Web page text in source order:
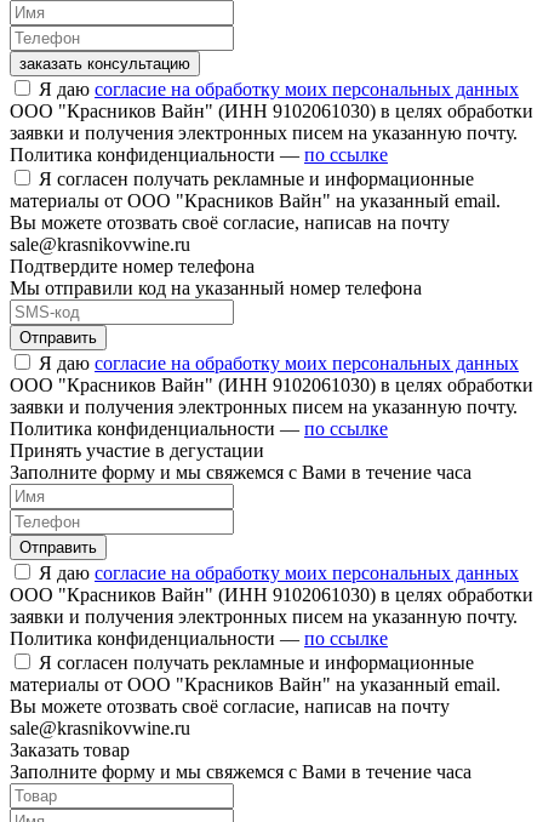
заказать консультацию
Я даю согласие на обработку моих персональных данных
ООО "Красников Вайн" (ИНН 9102061030) в целях обработки
заявки и получения электронных писем на указанную почту.
Политика конфиденциальности — по ссылке
Я согласен получать рекламные и информационные
материалы от ООО "Красников Вайн" на указанный email.
Вы можете отозвать своё согласие, написав на почту
sale@krasnikovwine.ru
Подтвердите номер телефона
Мы отправили код на указанный номер телефона
Отправить
Я даю согласие на обработку моих персональных данных
ООО "Красников Вайн" (ИНН 9102061030) в целях обработки
заявки и получения электронных писем на указанную почту.
Политика конфиденциальности — по ссылке
Принять участие в дегустации
Заполните форму и мы свяжемся с Вами в течение часа
Отправить
Я даю согласие на обработку моих персональных данных
ООО "Красников Вайн" (ИНН 9102061030) в целях обработки
заявки и получения электронных писем на указанную почту.
Политика конфиденциальности — по ссылке
Я согласен получать рекламные и информационные
материалы от ООО "Красников Вайн" на указанный email.
Вы можете отозвать своё согласие, написав на почту
sale@krasnikovwine.ru
Заказать товар
Заполните форму и мы свяжемся с Вами в течение часа